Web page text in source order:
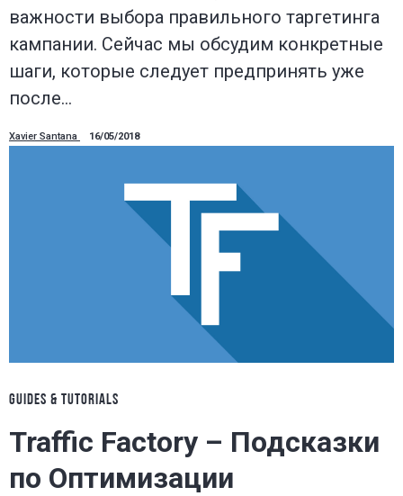
важности выбора правильного таргетинга
кампании. Сейчас мы обсудим конкретные
шаги, которые следует предпринять уже
после…
Xavier Santana 16/05/2018
GUIDES & TUTORIALS
Traffic Factory – Подсказки
по Оптимизации